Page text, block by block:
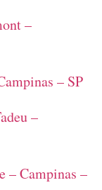
–
– SP
–
– Campinas –